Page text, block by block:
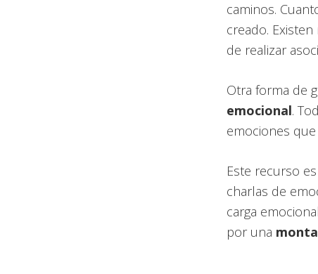
caminos.
creado. Existen
de realizar
Otra forma de
emocional.
emociones
Este recurso
charlas de
carga
por una